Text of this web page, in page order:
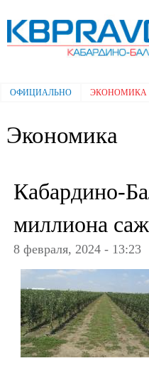
Электронная газета
Балкарская правда"
Главное меню
ОФИЦИАЛЬНО ЭКОНОМИКА
Экономика
Кабардино-
миллиона
8 февраля, 2024 - 13:23